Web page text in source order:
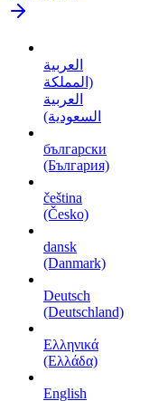
العربية
(المملكة
العربية
السعودية)
български
(България)
čeština
(Česko)
dansk
(Danmark)
Deutsch
(Deutschland)
Ελληνικά
(Ελλάδα)
English